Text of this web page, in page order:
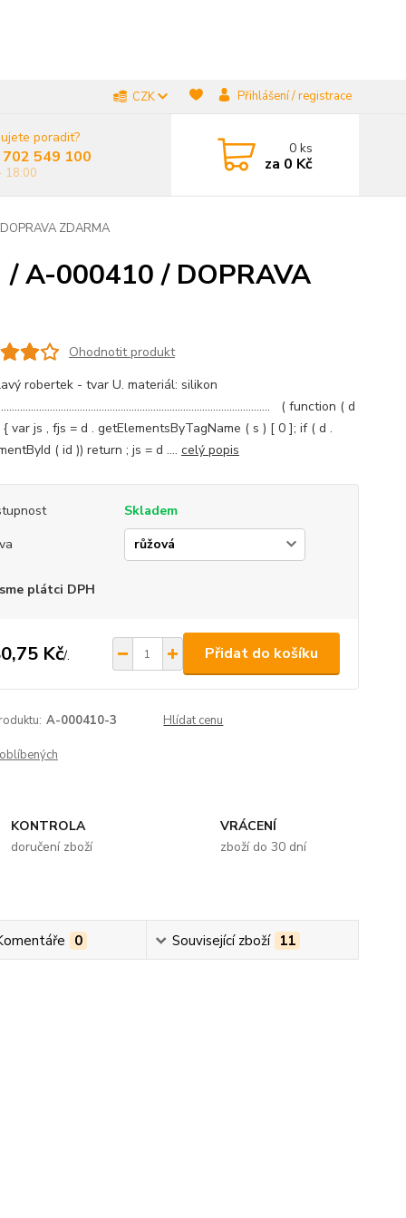
CZK Přihlášení / registrace
poradit?
549 100
18:00
0ks
za 0 Kč
ZDARMA
A-000410 / DOPRAVA
Ohodnotit produkt
robertek - tvar U. materiál: silikon
( function ( d
{ var js , fjs = d . getElementsByTagName ( s ) [ 0 ]; if ( d .
( id )) return ; js = d .... celý popis
Skladem
plátci DPH
Kč/. Přidat do košíku
A-000410-3 Hlídat cenu
KONTROLA
doručení zboží
VRÁCENÍ
zboží do 30 dní
0 Související zboží 11